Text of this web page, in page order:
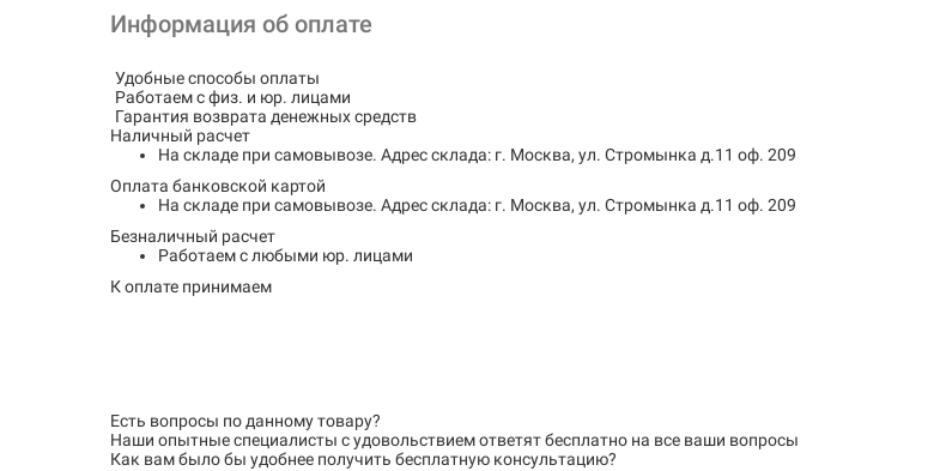
Информация об оплате
Удобные способы оплаты
Работаем с физ. и юр. лицами
Гарантия возврата денежных средств
Наличный расчет
На складе при самовывозе. Адрес склада: г. Москва, ул. Стромынка д.11 оф. 209
Оплата банковской картой
На складе при самовывозе. Адрес склада: г. Москва, ул. Стромынка д.11 оф. 209
Безналичный расчет
Работаем с любыми юр. лицами
К оплате принимаем
Есть вопросы по данному товару?
Наши опытные специалисты с удовольствиемответят бесплатно на все ваши вопросы
Как вам было бы удобнее получить бесплатную консультацию?